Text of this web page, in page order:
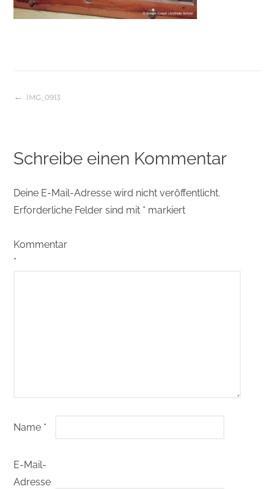
Beitragsnavigation
IMG_0913
Schreibe einen Kommentar
Deine E-Mail-Adresse wird nicht veröffentlicht.
Erforderliche Felder sind mit * markiert
Kommentar
*
Name *
E-Mail-
Adresse